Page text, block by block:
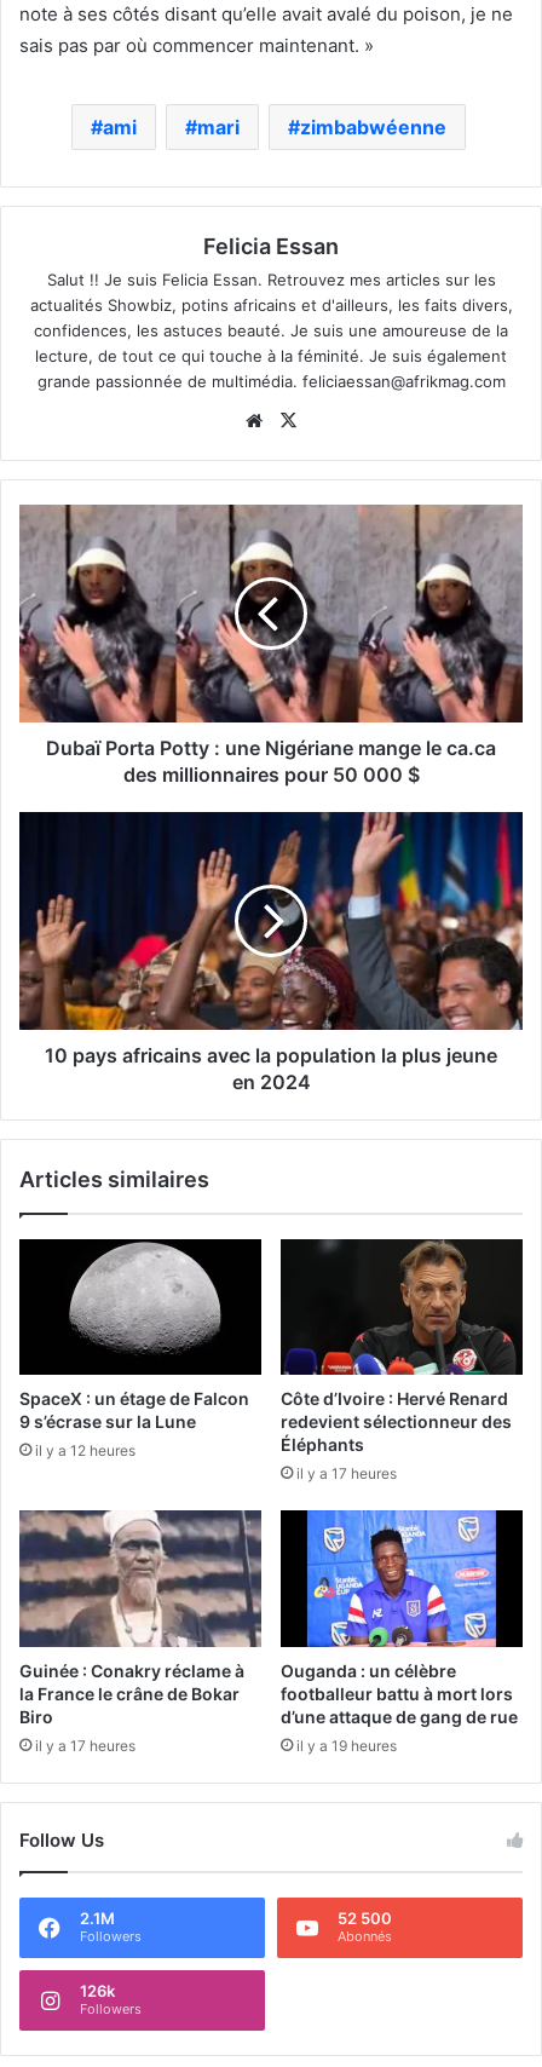
note à ses côtés disant qu’elle avait avalé du poison, je ne
sais pas par où commencer maintenant. »
ami mari zimbabwéenne
Felicia Essan
Salut !! Je suis Felicia Essan. Retrouvez mes articles sur les
actualités Showbiz, potins africains et d'ailleurs, les faits divers,
confidences, les astuces beauté. Je suis une amoureuse de la
lecture, de tout ce qui touche à la féminité. Je suis également
grande passionnée de multimédia. feliciaessan@afrikmag.com
Website
Dubaï Porta Potty : une Nigériane mange le ca.ca
des millionnaires pour 50 000 $
10 pays africains avec la population la plus jeune
en 2024
Articles similaires
SpaceX : un étage de Falcon
9 s’écrase sur la Lune
il y a 12 heures
Côte d’Ivoire : Hervé Renard
redevient sélectionneur des
Éléphants
il y a 17 heures
Guinée : Conakry réclame à
la France le crâne de Bokar
Biro
il y a 17 heures
Ouganda : un célèbre
footballeur battu à mort lors
d’une attaque de gang de rue
il y a 19 heures
Follow Us
2.1M
Followers
52 500
Abonnés
126k
Followers